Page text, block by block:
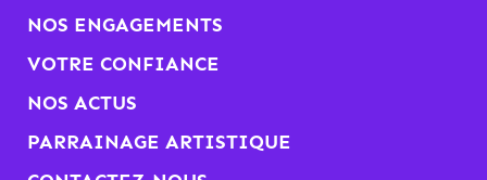
NOS ENGAGEMENTS
VOTRE CONFIANCE
NOS ACTUS
PARRAINAGE ARTISTIQUE